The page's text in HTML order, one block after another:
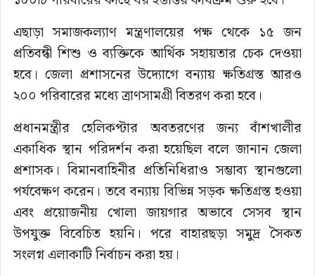
এছাড়া সমাজকল্যাণ মন্ত্রণালয়ের পক্ষ থেকে ১৫ জন
প্রতিবন্ধী শিশু ও ব্যক্তিকে আর্থিক সহায়তার চেক দেওয়া
হবে। জেলা প্রশাসনের উদ্যোগে বন্যায় ক্ষতিগ্রস্ত আরও
২০০ পরিবারের মধ্যে ত্রাণসামগ্রী বিতরণ করা হবে।
প্রধানমন্ত্রীর হেলিকপ্টার অবতরণের জন্য বাঁশখালীর
একাধিক স্থান পরিদর্শন করা হয়েছিল বলে জানান জেলা
প্রশাসক। বিমানবাহিনীর প্রতিনিধিরাও সম্ভাব্য স্থানগুলো
পর্যবেক্ষণ করেন। তবে বন্যায় বিভিন্ন সড়ক ক্ষতিগ্রস্ত হওয়া
এবং প্রয়োজনীয় খোলা জায়গার অভাবে সেসব স্থান
উপযুক্ত বিবেচিত হয়নি। পরে বাহারছড়া সমুদ্র সৈকত
সংলগ্ন এলাকাটি নির্বাচন করা হয়।